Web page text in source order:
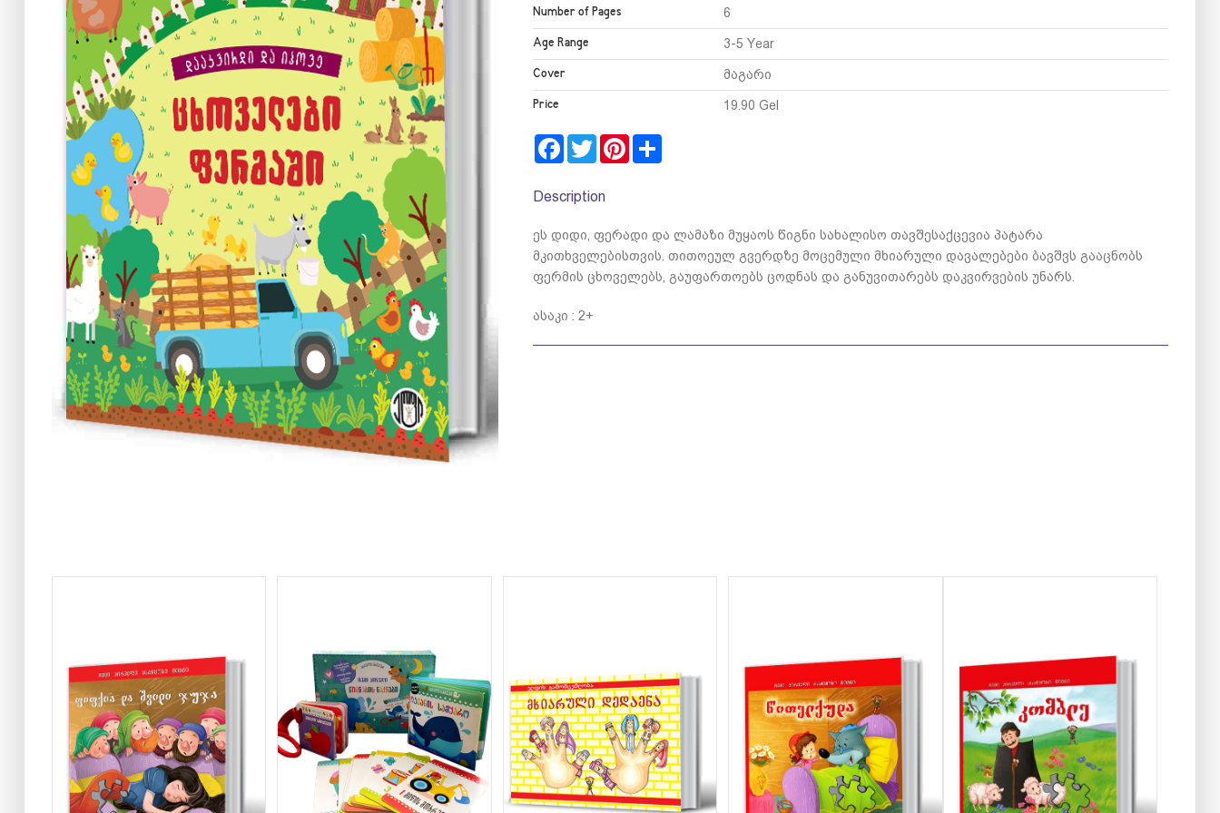
Number of Pages
6
Age Range 3-5 Year
Cover მაგარი
Price 19.90 Gel
Facebook
TwitterPinterest
Description
ეს დიდი, ფერადი და ლამაზი მუყაოს წიგნი სახალისო თავშესაქცევია პატარა
მკითხველებისთვის. თითოეულ გვერდზე მოცემული მხიარული დავალებები ბავშვს გააცნობს
ფერმის ცხოველებს, გაუფართოებს ცოდნას და განუვითარებს დაკვირვების უნარს.
ასაკი : 2+